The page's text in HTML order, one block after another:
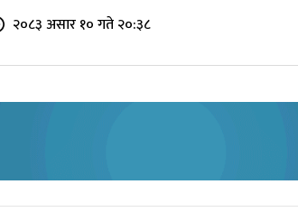
२०८३ असार १० गते २०:३८